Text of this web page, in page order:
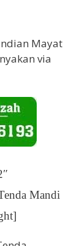
Mayat
via
Mandi